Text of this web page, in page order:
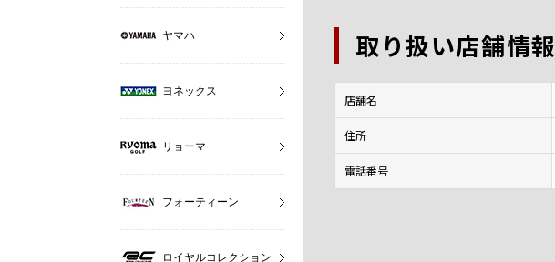
取り扱い店舗情報
店舗名
住所
電話番号
ヤマハ
ヨネックス
リョーマ
フォーティーン
ロイヤルコレクション